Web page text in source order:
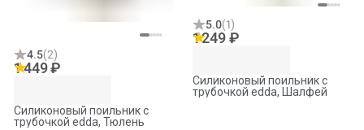
4.5(2)
1 449 ₽
Силиконовый поильник с
трубочкой edda, Тюлень
5.0(1)
1 249 ₽
Силиконовый поильник с
трубочкой edda, Шалфей